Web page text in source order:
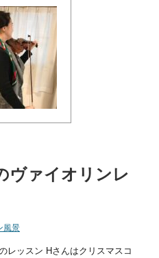
ヴァイオリンレ
風景
レッスン Hさんはクリスマスコ